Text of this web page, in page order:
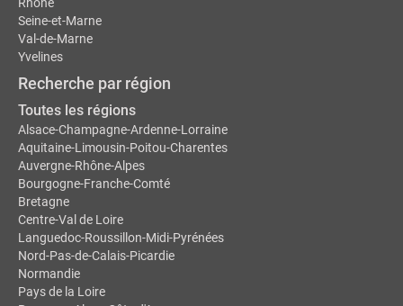
Seine-et-Marne
Val-de-Marne
Yvelines
Recherche par région
Toutes les régions
Alsace-Champagne-Ardenne-Lorraine
Aquitaine-Limousin-Poitou-Charentes
Auvergne-Rhône-Alpes
Bourgogne-Franche-Comté
Bretagne
Centre-Val de Loire
Languedoc-Roussillon-Midi-Pyrénées
Nord-Pas-de-Calais-Picardie
Normandie
Pays de la Loire